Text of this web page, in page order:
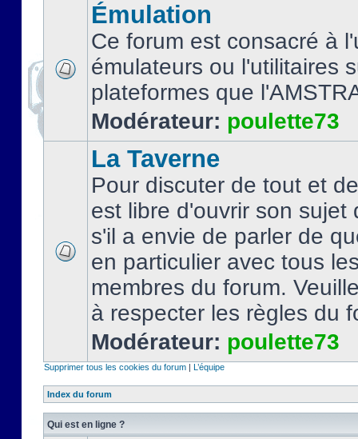
Émulation
Ce forum est consacré à
émulateurs ou l'utilitaires
plateformes que
Modérateur: poulette73
La Taverne
Pour discuter de tout et
est libre d'ouvrir son sujet
s'il a envie de parler de
en particulier avec tous
membres du forum.
à respecter les règles du
Modérateur: poulette73
Supprimer tous les cookies du forum | L’équipe
Index du forum
Qui est en ligne ?